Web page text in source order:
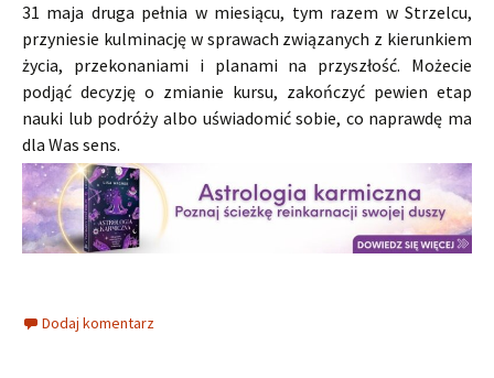
31 maja druga pełnia w miesiącu, tym razem w Strzelcu,
przyniesie kulminację w sprawach związanych z kierunkiem
życia, przekonaniami i planami na przyszłość. Możecie
podjąć decyzję o zmianie kursu, zakończyć pewien etap
nauki lub podróży albo uświadomić sobie, co naprawdę ma
dla Was sens.
Dodaj komentarz